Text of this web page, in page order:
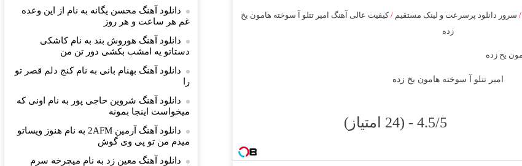
/سرور دانلود پرسرعت و لینک مستقیم /کیفیت عالی آهنگ امیر تتلو آ سوخته هامون یخ
زده
امیر تتلو آ سوخته هامون یخ زده
4.5/5 - (24 امتیاز)
دانلود آهنگ محسن یگانه به نام از این وعده
غم هر ساعت و هر روز
دانلود آهنگ هوروش بند به نام کاشکی
دستاتو یه امشب بکشی دور تن من
دانلود آهنگ بهنام بانی به نام کنج دلم قصر تو
را
دانلود آهنگ شروین حاجی پور به نام اونی که
میخواست اینجا بمونه
دانلود آهنگ آرمین 2AFM به نام هنوز ویساتو
میدم من تو پی وی گوش
دانلود آهنگ معین زد به نام میچرخه سرم